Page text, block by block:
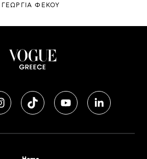
ΓΕΩΡΓΙΑ ΦΕΚΟΥ